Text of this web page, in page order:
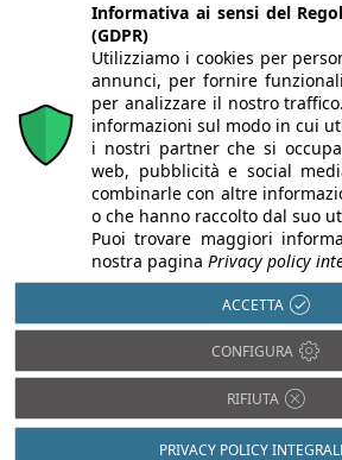
Chi siamo Autori Per la tua
newsletter
Infobuild è testata registrata presso il
dell’8/3/2013 - ISSN
© 2000-2026 Infoweb srl - P.IVA
riservati |Privacy
Informativa ai sensi del
(GDPR)
Utilizziamo i cookies per
annunci, per fornire
per analizzare il nostro
informazioni sul modo in cui
i nostri partner che si
web, pubblicità e social
combinarle con altre
o che hanno raccolto dal suo
Puoi trovare maggiori
nostra pagina Privacy policy
ACCETTA
CONFIGURA
RIFIUTA
PRIVACY POLICY